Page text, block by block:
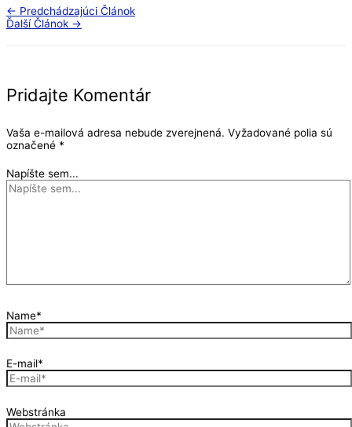
← Predchádzajúci Článok
Ďalší Článok →
Pridajte Komentár
Vaša e-mailová adresa nebude zverejnená. Vyžadované polia sú
označené *
Napíšte sem...
Name*
E-mail*
Webstránka